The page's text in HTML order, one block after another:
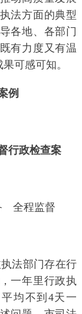
法方面的典型
各地、各部门
有力度又有温
可感可知。
例
行政检查案
全程监督
法部门存在行
一年里行政执
均不到4天一